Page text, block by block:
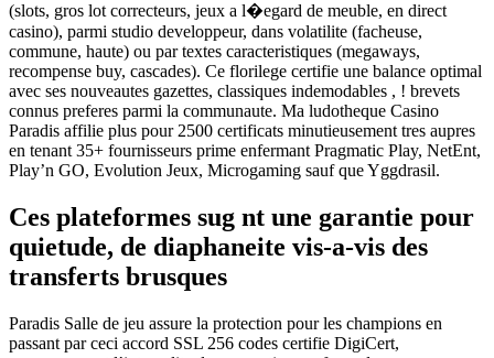
(slots, gros lot correcteurs, jeux a l�egard de meuble, en direct
casino), parmi studio developpeur, dans volatilite (facheuse,
commune, haute) ou par textes caracteristiques (megaways,
recompense buy, cascades). Ce florilege certifie une balance optimal
avec ses nouveautes gazettes, classiques indemodables , ! brevets
connus preferes parmi la communaute. Ma ludotheque Casino
Paradis affilie plus pour 2500 certificats minutieusement tres aupres
en tenant 35+ fournisseurs prime enfermant Pragmatic Play, NetEnt,
Play’n GO, Evolution Jeux, Microgaming sauf que Yggdrasil.
Ces plateformes sug nt une garantie pour
quietude, de diaphaneite vis-a-vis des
transferts brusques
Paradis Salle de jeu assure la protection pour les champions en
passant par ceci accord SSL 256 codes certifie DigiCert,